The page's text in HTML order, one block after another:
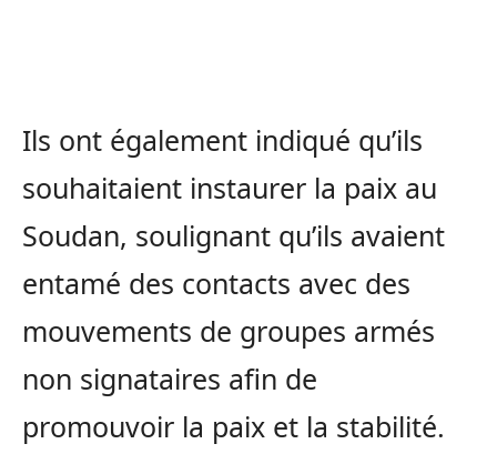
Ils ont également indiqué qu’ils
souhaitaient instaurer la paix au
Soudan, soulignant qu’ils avaient
entamé des contacts avec des
mouvements de groupes armés
non signataires afin de
promouvoir la paix et la stabilité.